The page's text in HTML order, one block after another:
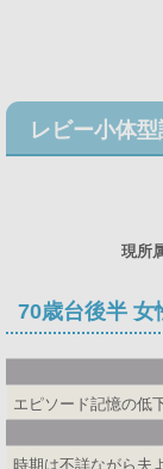
レビー小体
現所
70歳台後半 女
エピソード記憶の低
時期は不詳ながら夫